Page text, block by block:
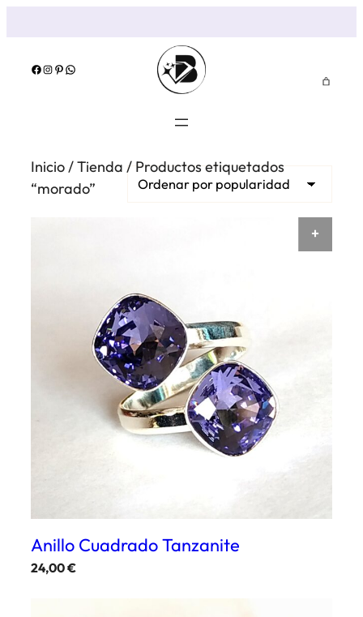
contenido
Facebook Instagram Pinterest WhatsApp
Inicio/Tienda / Productos etiquetados
“morado”
Anillo Cuadrado Tanzanite
24,00€